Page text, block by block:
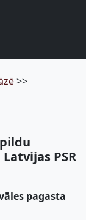
>>
PSR
pagasta